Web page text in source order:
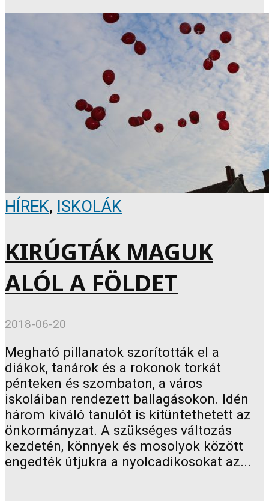
HÍREK, ISKOLÁK
KIRÚGTÁK MAGUK
ALÓL A FÖLDET
2018-06-20
Megható pillanatok szorították el a
diákok, tanárok és a rokonok torkát
pénteken és szombaton, a város
iskoláiban rendezett ballagásokon. Idén
három kiváló tanulót is kitüntethetett az
önkormányzat. A szükséges változás
kezdetén, könnyek és mosolyok között
engedték útjukra a nyolcadikosokat az...